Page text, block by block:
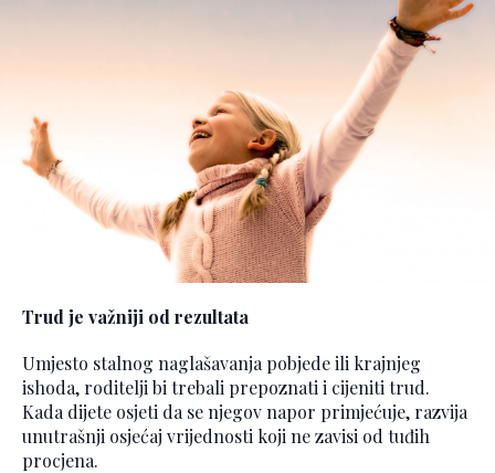
Trud je važniji od rezultata
Umjesto stalnog naglašavanja pobjede ili krajnjeg
ishoda, roditelji bi trebali prepoznati i cijeniti trud.
Kada dijete osjeti da se njegov napor primjećuje, razvija
unutrašnji osjećaj vrijednosti koji ne zavisi od tuđih
procjena.